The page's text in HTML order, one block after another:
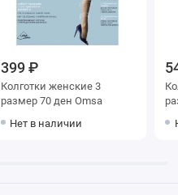
399 ₽
Колготки женские 3
размер 70 ден Omsa
Нет в наличии